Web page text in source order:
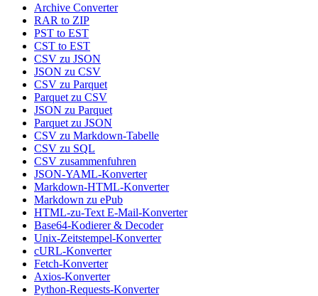
Archive Converter
RAR to ZIP
PST to EST
CST to EST
CSV zu JSON
JSON zu CSV
CSV zu Parquet
Parquet zu CSV
JSON zu Parquet
Parquet zu JSON
CSV zu Markdown-Tabelle
CSV zu SQL
CSV zusammenfuhren
JSON-YAML-Konverter
Markdown-HTML-Konverter
Markdown zu ePub
HTML-zu-Text E-Mail-Konverter
Base64-Kodierer & Decoder
Unix-Zeitstempel-Konverter
cURL-Konverter
Fetch-Konverter
Axios-Konverter
Python-Requests-Konverter